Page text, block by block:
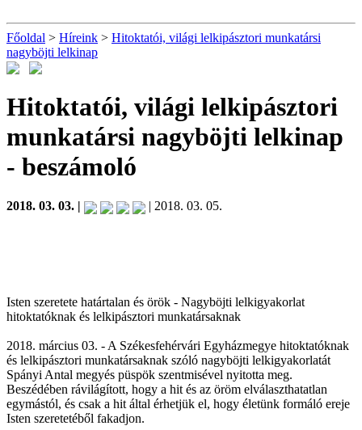
Főoldal > Híreink > Hitoktatói, világi lelkipásztori munkatársi
nagyböjti lelkinap
Hitoktatói, világi lelkipásztori
munkatársi nagyböjti lelkinap
- beszámoló
2018. 03. 03. | | 2018. 03. 05.
Isten szeretete határtalan és örök - Nagyböjti lelkigyakorlat
hitoktatóknak és lelkipásztori munkatársaknak
2018. március 03. - A Székesfehérvári Egyházmegye hitoktatóknak
és lelkipásztori munkatársaknak szóló nagyböjti lelkigyakorlatát
Spányi Antal megyés püspök szentmisével nyitotta meg.
Beszédében rávilágított, hogy a hit és az öröm elválaszthatatlan
egymástól, és csak a hit által érhetjük el, hogy életünk formáló ereje
Isten szeretetéből fakadjon.